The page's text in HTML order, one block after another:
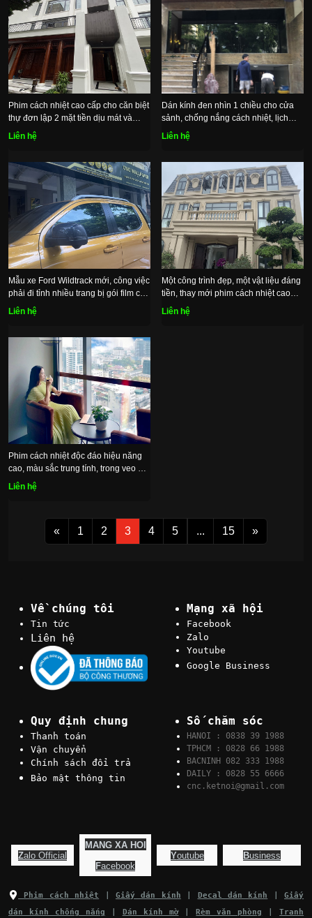
Phim cách nhiệt cao cấp cho căn biệt
thự đơn lập 2 mặt tiền dịu mát và
riêng
Liên hệ
Dán kính đen nhìn 1 chiều cho cửa
sảnh, chống nắng cách nhiệt, lịch
lãm riêng tư
Liên hệ
Mẫu xe Ford Wildtrack mới, công việc
phải đi tỉnh nhiều trang bị gói film cao
cấp
Liên hệ
Một công trình đẹp, một vật liệu đáng
tiền, thay mới phim cách nhiệt cao
cấp
Liên hệ
Phim cách nhiệt độc đáo hiệu năng
cao, màu sắc trung tính, trong veo dịu
mát
Liên hệ
« 1 2 3 4 5 ... 15 »
Về chúng tôi
Tin tức
Liên hệ
Mạng xã hội
Facebook
Zalo
Youtube
Google Business
Quy định chung
Thanh toán
Vận chuyển
Chính sách đổi trả
Bảo mật thông tin
Số chăm sóc
HANOI : 0838 39 1988
TPHCM : 0828 66 1988
BACNINH 082 333 1988
DAILY : 0828 55 6666
cnc.ketnoi@gmail.com
Zalo Official
MANG XA HOI
Facebook
Youtube Business
Phim cách nhiệt Giấy dán kính Decal dán kính |Giấy
dán kính chống nắng
Dán kính mờ |Rèm văn phòng |Tranh